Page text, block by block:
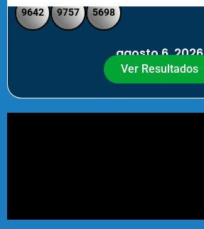
9642 9757 5698
agosto 6, 2026
Ver Resultados